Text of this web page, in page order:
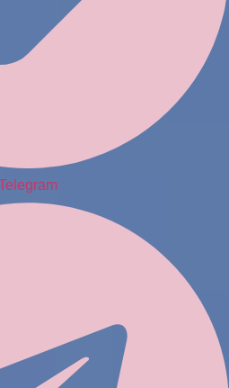
Telegram